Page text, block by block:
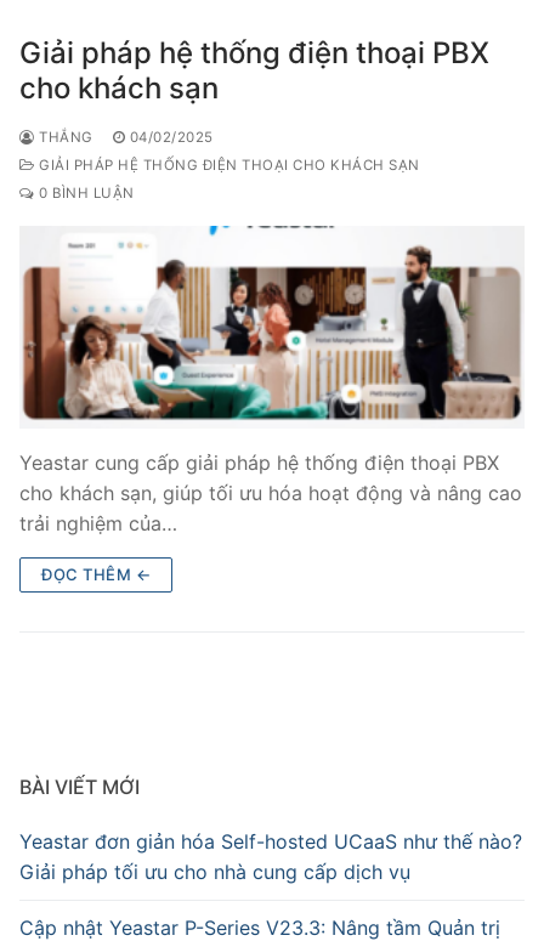
Giải pháp hệ thống điện thoại PBX
cho khách sạn
THẮNG
04/02/2025
GIẢI PHÁP HỆ THỐNG ĐIỆN THOẠI CHO KHÁCH SẠN
0 BÌNH LUẬN
Yeastar cung cấp giải pháp hệ thống điện thoại PBX
cho khách sạn, giúp tối ưu hóa hoạt động và nâng cao
trải nghiệm của…
ĐỌC THÊM ←
BÀI VIẾT MỚI
Yeastar đơn giản hóa Self-hosted UCaaS như thế nào?
Giải pháp tối ưu cho nhà cung cấp dịch vụ
Cập nhật Yeastar P-Series V23.3: Nâng tầm Quản trị